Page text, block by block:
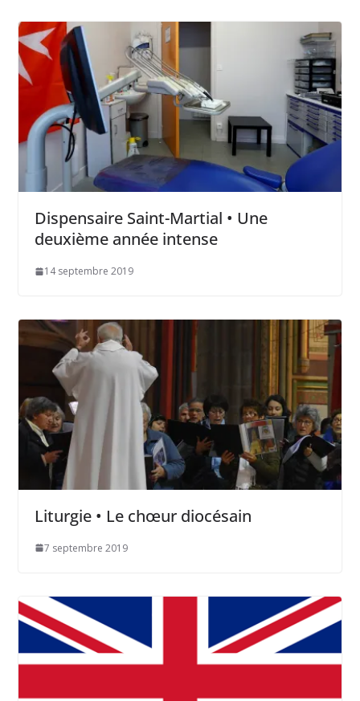
Dispensaire Saint-Martial • Une
deuxième année intense
14 septembre 2019
Liturgie • Le chœur diocésain
7 septembre 2019